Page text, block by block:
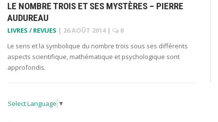
LE NOMBRE TROIS ET SES MYSTÈRES – PIERRE
AUDUREAU
LIVRES / REVUES | 26 AOÛT 2014 |
0
Le sens et la symbolique du nombre trois sous ses différents
aspects scientifique, mathématique et psychologique sont
approfondis.
Select Language ▼